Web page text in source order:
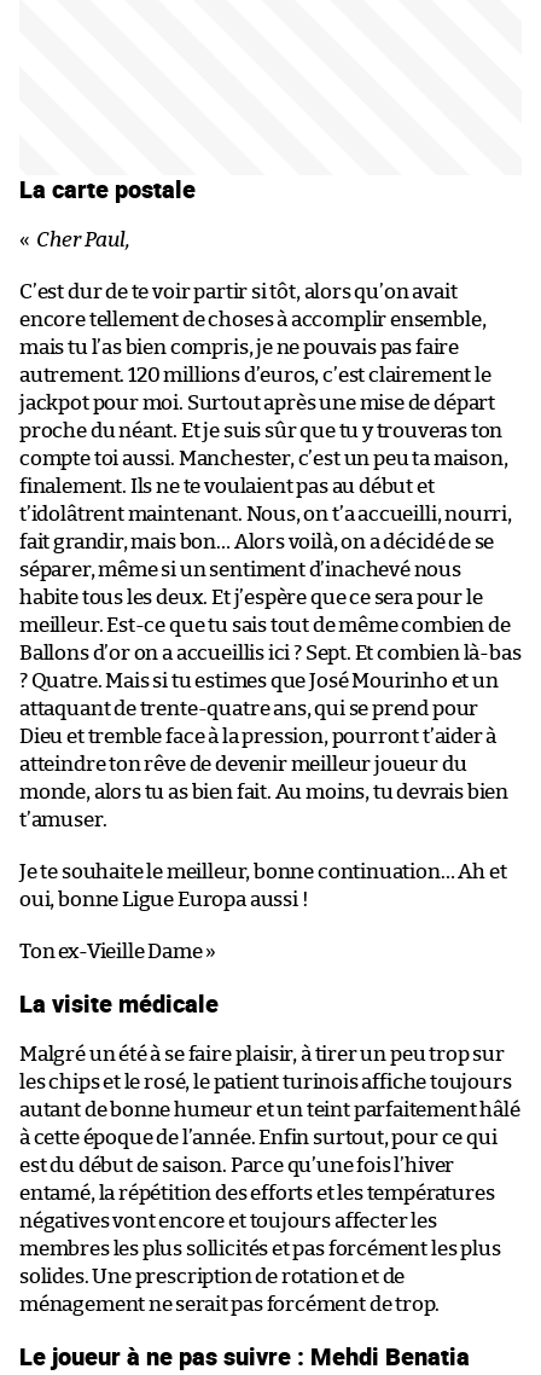
La carte postale
« Cher Paul,
C’est dur de te voir partir si tôt, alors qu’on avait
encore tellement de choses à accomplir ensemble,
mais tu l’as bien compris, je ne pouvais pas faire
autrement. 120 millions d’euros, c’est clairement le
jackpot pour moi. Surtout après une mise de départ
proche du néant. Et je suis sûr que tu y trouveras ton
compte toi aussi. Manchester, c’est un peu ta maison,
finalement. Ils ne te voulaient pas au début et
t’idolâtrent maintenant. Nous, on t’a accueilli, nourri,
fait grandir, mais bon… Alors voilà, on a décidé de se
séparer, même si un sentiment d’inachevé nous
habite tous les deux. Et j’espère que ce sera pour le
meilleur. Est-ce que tu sais tout de même combien de
Ballons d’or on a accueillis ici ? Sept. Et combien là-bas
? Quatre. Mais si tu estimes que José Mourinho et un
attaquant de trente-quatre ans, qui se prend pour
Dieu et tremble face à la pression, pourront t’aider à
atteindre ton rêve de devenir meilleur joueur du
monde, alors tu as bien fait. Au moins, tu devrais bien
t’amuser.
Je te souhaite le meilleur, bonne continuation… Ah et
oui, bonne Ligue Europa aussi !
Ton ex-Vieille Dame »
La visite médicale
Malgré un été à se faire plaisir, à tirer un peu trop sur
les chips et le rosé, le patient turinois affiche toujours
autant de bonne humeur et un teint parfaitement hâlé
à cette époque de l’année. Enfin surtout, pour ce qui
est du début de saison. Parce qu’une fois l’hiver
entamé, la répétition des efforts et les températures
négatives vont encore et toujours affecter les
membres les plus sollicités et pas forcément les plus
solides. Une prescription de rotation et de
ménagement ne serait pas forcément de trop.
Le joueur à ne pas suivre : Mehdi Benatia